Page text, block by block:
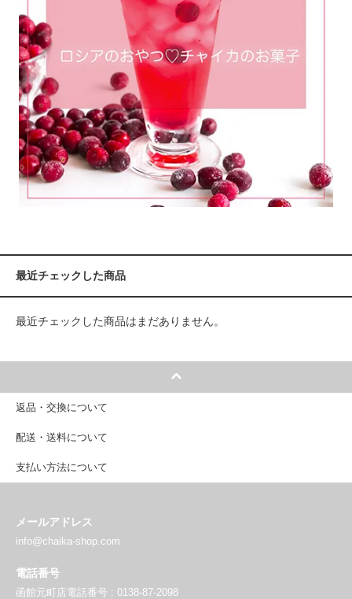
最近チェックした商品
最近チェックした商品はまだありません。
返品・交換について
配送・送料について
支払い方法について
メールアドレス
info@chaika-shop.com
電話番号
函館元町店電話番号 : 0138-87-2098